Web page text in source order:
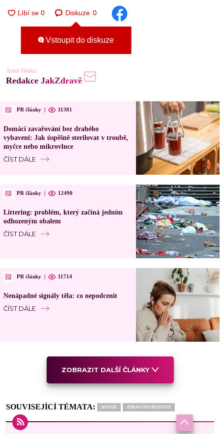
Diskuze 0
Vstoupit do diskuze
Autor článku
Redakce JakZdravě
PR články | 11381
Domácí zavařování bez drahého
vybavení: Jak úspěšně sterilovat v troubě,
myčce nebo mikrovlnce
ČÍST DÁLE
PR články | 12490
Littering: problém, který začíná jedním
odhozeným obalem
ČÍST DÁLE
PR články | 11714
Nenápadné signály těla: co nepodcenit
ČÍST DÁLE
ZOBRAZIT DALŠÍ ČLÁNKY
SOUVISEJÍCÍ TÉMATA: SPÁNEK ZDRAVOTNÍ BENEFITY